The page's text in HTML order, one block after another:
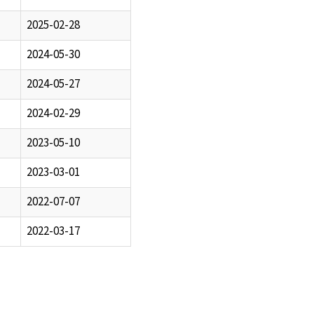
2025-02-28
2024-05-30
2024-05-27
2024-02-29
2023-05-10
2023-03-01
2022-07-07
2022-03-17